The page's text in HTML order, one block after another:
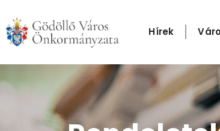
content
Hírek